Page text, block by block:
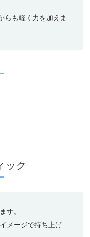
らも軽く力を加えま
ック
す。
メージで持ち上げ